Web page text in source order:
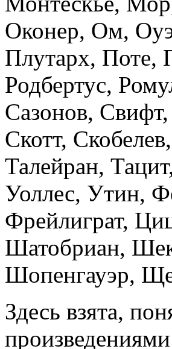
Оконер, Ом,
Плутарх, Поте,
Родбертус,
Сазонов,
Скотт,
Талейран,
Уоллес, Утин,
Фрейлиграт,
Шатобриан,
Шопенгауэр,
Здесь взята,